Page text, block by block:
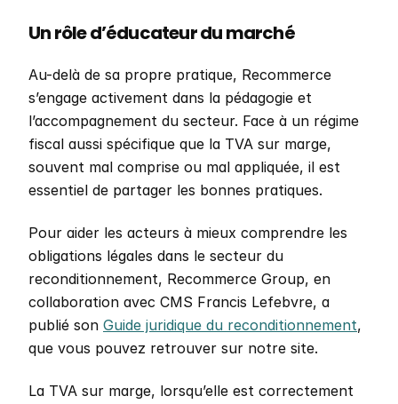
Un rôle d’éducateur du marché
Au-delà de sa propre pratique, Recommerce
s’engage activement dans la pédagogie et
l’accompagnement du secteur. Face à un régime
fiscal aussi spécifique que la TVA sur marge,
souvent mal comprise ou mal appliquée, il est
essentiel de partager les bonnes pratiques.
Pour aider les acteurs à mieux comprendre les
obligations légales dans le secteur du
reconditionnement, Recommerce Group, en
collaboration avec CMS Francis Lefebvre, a
publié son Guide juridique du reconditionnement,
que vous pouvez retrouver sur notre site.
La TVA sur marge, lorsqu’elle est correctement